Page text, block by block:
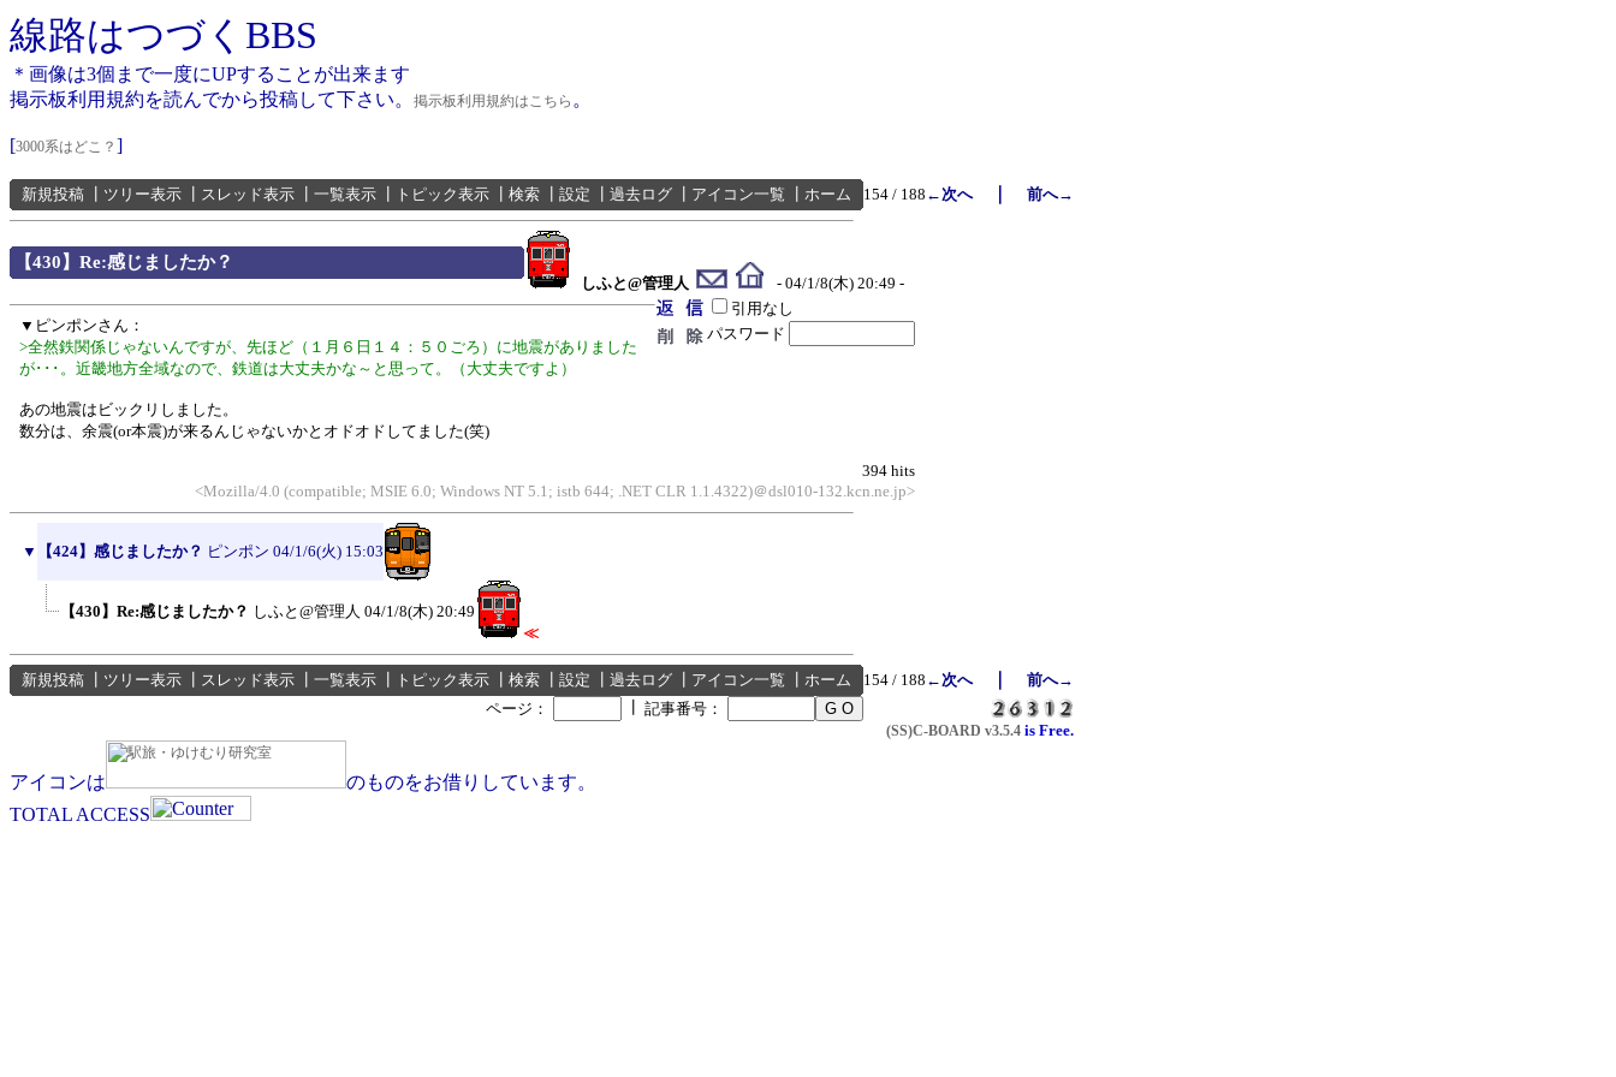
線路はつづくBBS
＊画像は3個まで一度にUPすることが出来ます
掲示板利用規約を読んでから投稿して下さい。
掲示板利用規約はこちら 。
[3000系はどこ？ ]
新規投稿 ツリー表示 スレッド表示 一覧表示 トピック表示 検索 設定 過去ログ アイコン一覧 ホーム 154 / 188 ←次へ｜ 前へ→
【430】Re:感じましたか？
しふと@管理人
- 04/1/8(木) 20:49 -
引用なし
パスワード
▼ピンポンさん：
>全然鉄関係じゃないんですが、先ほど（１月６日１４：５０ごろ）に地震がありました
が･･･。近畿地方全域なので、鉄道は大丈夫かな～と思って。（大丈夫ですよ）
あの地震はビックリしました。
数分は、余震(or本震)が来るんじゃないかとオドオドしてました(笑)
394 hits
<Mozilla/4.0 (compatible; MSIE 6.0; Windows NT 5.1; istb 644; .NET CLR 1.1.4322)＠dsl010-132.kcn.ne.jp>
▼ 【424】感じましたか？ ピンポン 04/1/6(火) 15:03
【430】Re:感じましたか？ しふと@管理人 04/1/8(木) 20:49
≪
新規投稿 ツリー表示 スレッド表示 一覧表示 トピック表示 検索 設定 過去ログ アイコン一覧 ホーム 154 / 188 ←次へ｜ 前へ→
ページ：
記事番号：
(SS)C-BOARD v3.5.4 is Free.
アイコンは
のものをお借りしています。
TOTAL ACCESS